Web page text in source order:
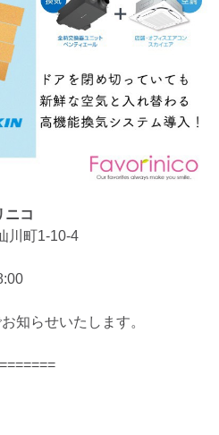
ニコ
川町1-10-4
知らせいたします。